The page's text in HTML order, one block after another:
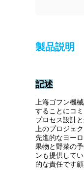
製品説明
記述
上海ゴフン機
することにコ
プロセス設計
上のプロジェ
先進的なヨー
果物と野菜の
ンも提供して
的な責任です